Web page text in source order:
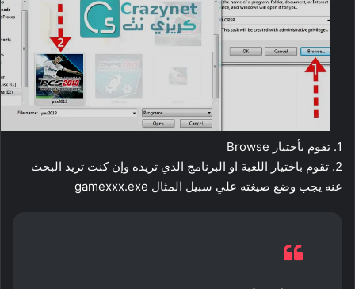
1. تقوم بأختيار Browse
2. تقوم باختيار اللعبة او البرنامج الذي تريده وإن كنت تريد البحث
عنه يجب وضع صيغته علي سبيل المثال gamexxx.exe